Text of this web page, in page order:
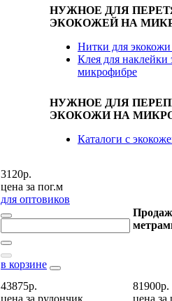
НУЖНОЕ ДЛЯ
ЭКОКОЖЕЙ НА
Нитки для
Клея для наклейки
микрофибре
НУЖНОЕ ДЛЯ
ЭКОКОЖИ НА
Каталоги с
3120р.
цена за пог.м
для оптовиков
в корзине
43875р.
цена за рулончик
81900р.
цена за